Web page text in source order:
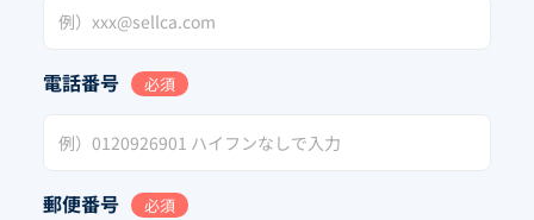
電話番号 必須
郵便番号 必須